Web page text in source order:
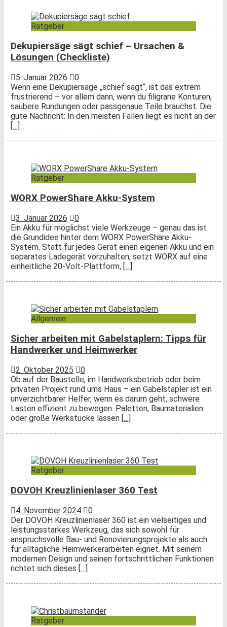
Ratgeber
Dekupiersäge sägt schief – Ursachen &
Lösungen (Checkliste)
5. Januar 2026
0
Wenn eine Dekupiersäge „schief sägt“, ist das extrem
frustrierend – vor allem dann, wenn du filigrane Konturen,
saubere Rundungen oder passgenaue Teile brauchst. Die
gute Nachricht: In den meisten Fällen liegt es nicht an der
[…]
Ratgeber
WORX PowerShare Akku-System
3. Januar 2026
0
Ein Akku für möglichst viele Werkzeuge – genau das ist
die Grundidee hinter dem WORX PowerShare Akku-
System. Statt für jedes Gerät einen eigenen Akku und ein
separates Ladegerät vorzuhalten, setzt WORX auf eine
einheitliche 20-Volt-Plattform, […]
Allgemein
Sicher arbeiten mit Gabelstaplern: Tipps für
Handwerker und Heimwerker
2. Oktober 2025
0
Ob auf der Baustelle, im Handwerksbetrieb oder beim
privaten Projekt rund ums Haus – ein Gabelstapler ist ein
unverzichtbarer Helfer, wenn es darum geht, schwere
Lasten effizient zu bewegen. Paletten, Baumaterialien
oder große Werkstücke lassen […]
Ratgeber
DOVOH Kreuzlinienlaser 360 Test
4. November 2024
0
Der DOVOH Kreuzlinienlaser 360 ist ein vielseitiges und
leistungsstarkes Werkzeug, das sich sowohl für
anspruchsvolle Bau- und Renovierungsprojekte als auch
für alltägliche Heimwerkerarbeiten eignet. Mit seinem
modernen Design und seinen fortschrittlichen Funktionen
richtet sich dieses […]
Ratgeber